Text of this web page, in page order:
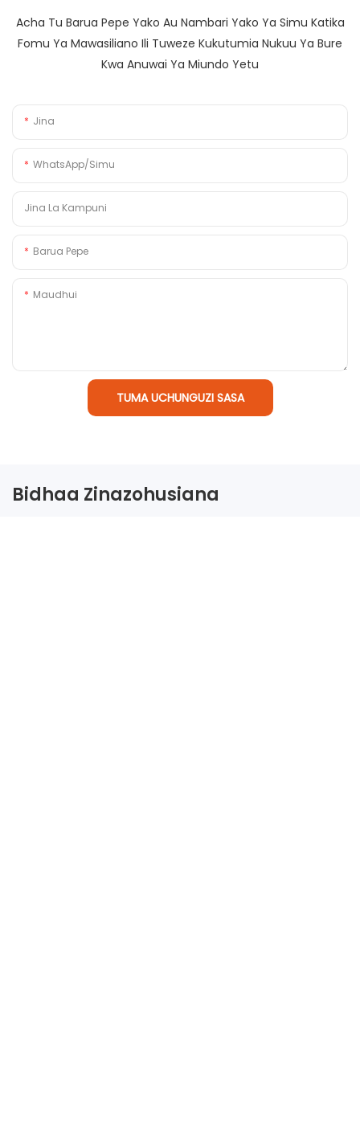
Acha Tu Barua Pepe Yako Au Nambari Yako Ya Simu Katika
Fomu Ya Mawasiliano Ili Tuweze Kukutumia Nukuu Ya Bure
Kwa Anuwai Ya Miundo Yetu
Jina
WhatsApp/Simu
Jina La Kampuni
Barua Pepe
Maudhui
TUMA UCHUNGUZI SASA
Bidhaa Zinazohusiana